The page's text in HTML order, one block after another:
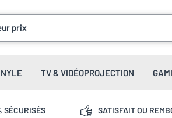
prix
TV & VIDÉOPROJECTION
SÉCURISÉS SATISFAIT OU